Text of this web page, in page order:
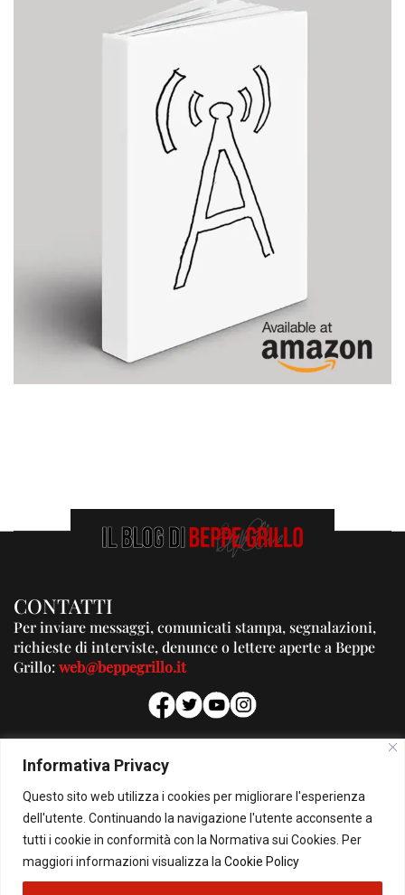
Informativa Privacy
Questo sito web utilizza i cookies per migliorare l'esperienza
dell'utente. Continuando la navigazione l'utente acconsente a
tutti i cookie in conformità con la Normativa sui Cookies. Per
maggiori informazioni visualizza la Cookie Policy
CONTATTI
Per inviare messaggi, comunicati stampa, segnalazioni,
richieste di interviste, denunce o lettere aperte a Beppe
Grillo:web@beppegrillo.it
PUBBLICITA'
Per la tua pubblicità su questo Blog:
pubblicita@beppegrillo.it